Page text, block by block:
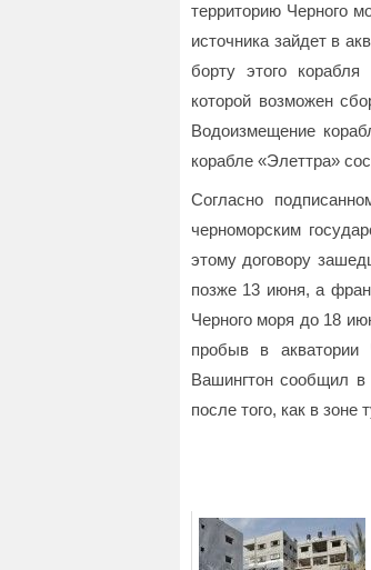
территорию Черного
источника зайдет в
борту этого
которой возможен
Водоизмещение
корабле «Элеттра»
Согласно
черноморским
этому договору
позже 13 июня, а
Черного моря до 18
пробыв в акватории
Вашингтон сообщил в
после того, как в зоне